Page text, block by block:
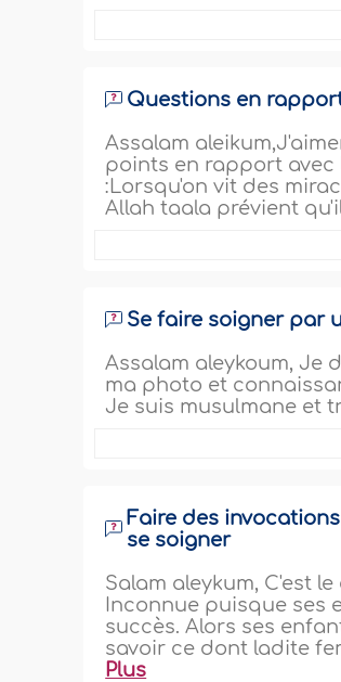
Questions en
Assalam
points en rapport avec
:Lorsqu'on vit des
Allah taala prévient
Se faire soigner par
Assalam aleykoum, Je
ma photo et
Je suis musulmane et
Faire des
se soigner
Salam aleykum, C'est
Inconnue puisque ses
succès. Alors ses
savoir ce dont ladite
Plus